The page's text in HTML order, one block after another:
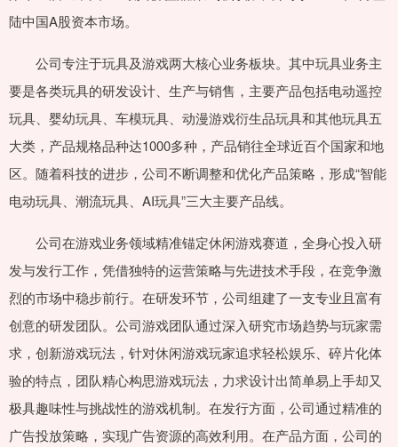
陆中国A股资本市场。
公司专注于玩具及游戏两大核心业务板块。其中玩具业务主
要是各类玩具的研发设计、生产与销售，主要产品包括电动遥控
玩具、婴幼玩具、车模玩具、动漫游戏衍生品玩具和其他玩具五
大类，产品规格品种达1000多种，产品销往全球近百个国家和地
区。随着科技的进步，公司不断调整和优化产品策略，形成“智能
电动玩具、潮流玩具、AI玩具”三大主要产品线。
公司在游戏业务领域精准锚定休闲游戏赛道，全身心投入研
发与发行工作，凭借独特的运营策略与先进技术手段，在竞争激
烈的市场中稳步前行。在研发环节，公司组建了一支专业且富有
创意的研发团队。公司游戏团队通过深入研究市场趋势与玩家需
求，创新游戏玩法，针对休闲游戏玩家追求轻松娱乐、碎片化体
验的特点，团队精心构思游戏玩法，力求设计出简单易上手却又
极具趣味性与挑战性的游戏机制。在发行方面，公司通过精准的
广告投放策略，实现广告资源的高效利用。在产品方面，公司的